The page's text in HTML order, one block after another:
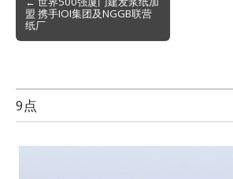
navigation
盟 携手IOI集团及NGGB联营
纸厂
9点